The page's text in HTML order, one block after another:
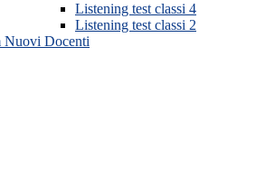
Listening test classi 4
Listening test classi 2
Nuovi Docenti